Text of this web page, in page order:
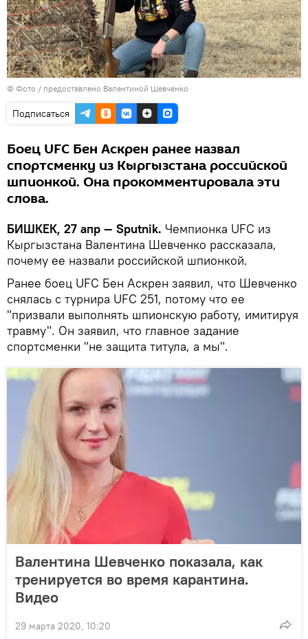
© Фото / предоставлено Валентиной Шевченко
Подписаться
Боец UFC Бен Аскрен ранее назвал
спортсменку из Кыргызстана российской
шпионкой. Она прокомментировала эти
слова.
БИШКЕК, 27 апр — Sputnik. Чемпионка UFC из
Кыргызстана Валентина Шевченко рассказала,
почему ее назвали российской шпионкой.
Ранее боец UFC Бен Аскрен заявил, что Шевченко
снялась с турнира UFC 251, потому что ее
"призвали выполнять шпионскую работу, имитируя
травму". Он заявил, что главное задание
спортсменки "не защита титула, а мы".
Валентина Шевченко показала, как
тренируется во время карантина.
Видео
29 марта 2020, 10:20